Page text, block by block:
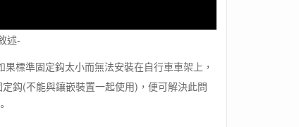
述-
標準固定鈎太小而無法安裝在自行車車架上，
鈎(不能與鑲嵌裝置一起使用)，便可解決此問